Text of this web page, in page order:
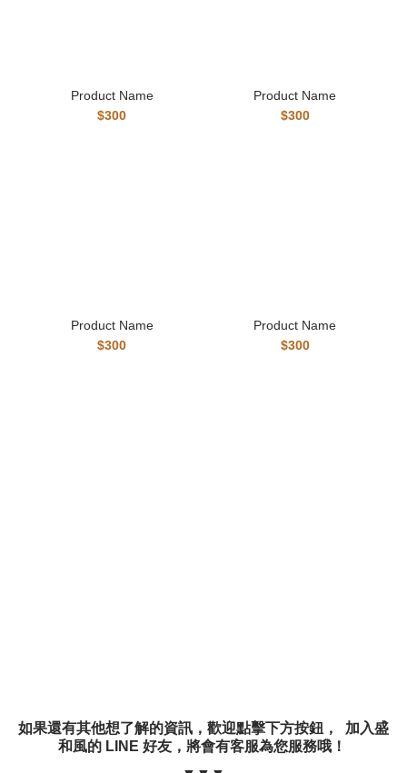
Product Name
$300
Product Name
$300
Product Name
$300
Product Name
$300
如果還有其他想了解的資訊，歡迎點擊下方按鈕， 加入盛
和風的 LINE 好友，將會有客服為您服務哦！